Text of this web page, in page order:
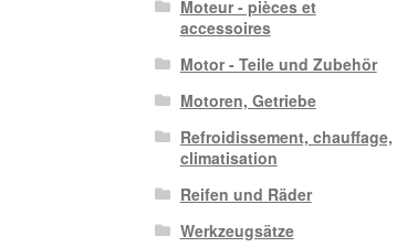
Moteur - pièces et
accessoires
Motor - Teile und Zubehör
Motoren, Getriebe
Refroidissement, chauffage,
climatisation
Reifen und Räder
Werkzeugsätze